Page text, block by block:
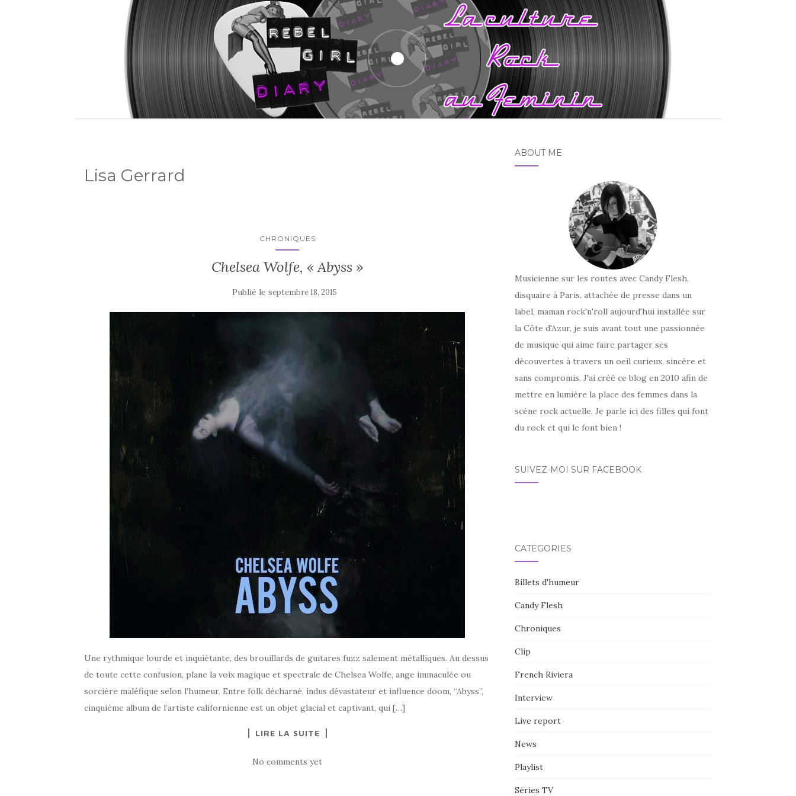
Lisa Gerrard
CHRONIQUES
Chelsea Wolfe, « Abyss »
Publié le septembre 18, 2015
Une rythmique lourde et inquiétante, des brouillards de guitares fuzz salement métalliques. Au dessus
de toute cette confusion, plane la voix magique et spectrale de Chelsea Wolfe, ange immaculée ou
sorcière maléfique selon l’humeur. Entre folk décharné, indus dévastateur et influence doom, “Abyss”,
cinquième album de l’artiste californienne est un objet glacial et captivant, qui […]
LIRE LA SUITE
No comments yet
ABOUT ME
Musicienne sur les routes avec Candy Flesh,
disquaire à Paris, attachée de presse dans un
label, maman rock'n'roll aujourd'hui installée sur
la Côte d'Azur, je suis avant tout une passionnée
de musique qui aime faire partager ses
découvertes à travers un oeil curieux, sincère et
sans compromis. J'ai créé ce blog en 2010 afin de
mettre en lumière la place des femmes dans la
scène rock actuelle. Je parle ici des filles qui font
du rock et qui le font bien !
SUIVEZ-MOI SUR FACEBOOK
CATÉGORIES
Billets d'humeur
Candy Flesh
Chroniques
Clip
French Riviera
Interview
Live report
News
Playlist
Séries TV